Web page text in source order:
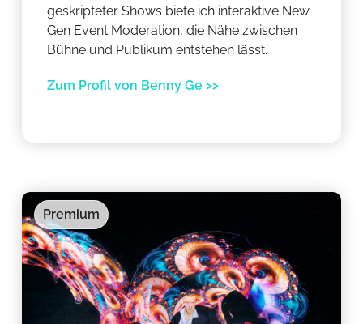
geskripteter Shows biete ich interaktive New
Gen Event Moderation, die Nähe zwischen
Bühne und Publikum entstehen lässt.
Zum Profil von Benny Ge >>
Premium